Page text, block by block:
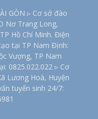
GÒN ▹ Cơ sở đào
Nơ Trang Long,
Hồ Chí Minh. Điện
tại TP Nam Định:
Vượng, TP Nam
0825.022.022 ▹ Cơ
Lương Hoà, Huyện
tuyển sinh 24/7: